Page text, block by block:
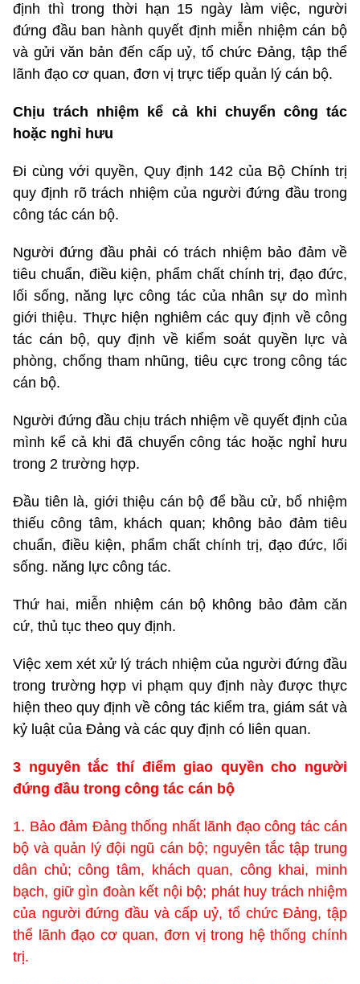
định thì trong thời hạn 15 ngày làm việc, người
đứng đầu ban hành quyết định miễn nhiệm cán bộ
và gửi văn bản đến cấp uỷ, tổ chức Đảng, tập thể
lãnh đạo cơ quan, đơn vị trực tiếp quản lý cán bộ.
Chịu trách nhiệm kể cả khi chuyển công tác
hoặc nghỉ hưu
Đi cùng với quyền, Quy định 142 của Bộ Chính trị
quy định rõ trách nhiệm của người đứng đầu trong
công tác cán bộ.
Người đứng đầu phải có trách nhiệm bảo đảm về
tiêu chuẩn, điều kiện, phẩm chất chính trị, đạo đức,
lối sống, năng lực công tác của nhân sự do mình
giới thiệu. Thực hiện nghiêm các quy định về công
tác cán bộ, quy định về kiểm soát quyền lực và
phòng, chống tham nhũng, tiêu cực trong công tác
cán bộ.
Người đứng đầu chịu trách nhiệm về quyết định của
mình kể cả khi đã chuyển công tác hoặc nghỉ hưu
trong 2 trường hợp.
Đầu tiên là, giới thiệu cán bộ để bầu cử, bổ nhiệm
thiếu công tâm, khách quan; không bảo đảm tiêu
chuẩn, điều kiện, phẩm chất chính trị, đạo đức, lối
sống. năng lực công tác.
Thứ hai, miễn nhiệm cán bộ không bảo đảm căn
cứ, thủ tục theo quy định.
Việc xem xét xử lý trách nhiệm của người đứng đầu
trong trường hợp vi phạm quy định này được thực
hiện theo quy định về công tác kiểm tra, giám sát và
kỷ luật của Đảng và các quy định có liên quan.
3 nguyên tắc thí điểm giao quyền cho người
đứng đầu trong công tác cán bộ
1. Bảo đảm Đảng thống nhất lãnh đạo công tác cán
bộ và quản lý đội ngũ cán bộ; nguyên tắc tập trung
dân chủ; công tâm, khách quan, công khai, minh
bạch, giữ gìn đoàn kết nội bộ; phát huy trách nhiệm
của người đứng đầu và cấp uỷ, tổ chức Đảng, tập
thể lãnh đạo cơ quan, đơn vị trong hệ thống chính
trị.